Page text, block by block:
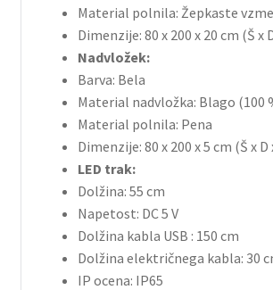
Material polnila: Žepkaste
Dimenzije: 80 x 200 x 20 cm (Š x
Nadvložek:
Barva: Bela
Material nadvložka: Blago (100
Material polnila: Pena
Dimenzije: 80 x 200 x 5 cm (Š x D
LED trak:
Dolžina: 55 cm
Napetost: DC 5 V
Dolžina kabla USB : 150 cm
Dolžina električnega kabla: 30
IP ocena: IP65